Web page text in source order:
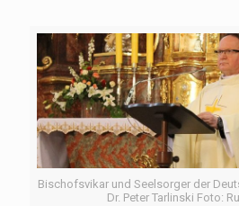
Bischofsvikar und Seelsorger der
Dr. Peter Tarlinski Foto: